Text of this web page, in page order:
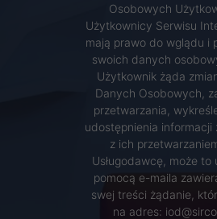
Osobowych
Użytkownicy Serwisu
mają prawo do wglądu i
swoich danych
Użytkownik żąda
Danych Osobowych,
przetwarzania,
udostępnienia informacji
z ich
Usługodawcę, może to
pomocą e-maila
swej treści żądanie,
na adres: